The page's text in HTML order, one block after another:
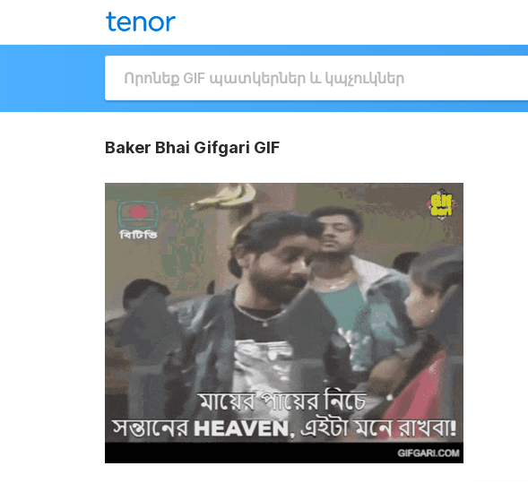
Baker Bhai Gifgari GIF